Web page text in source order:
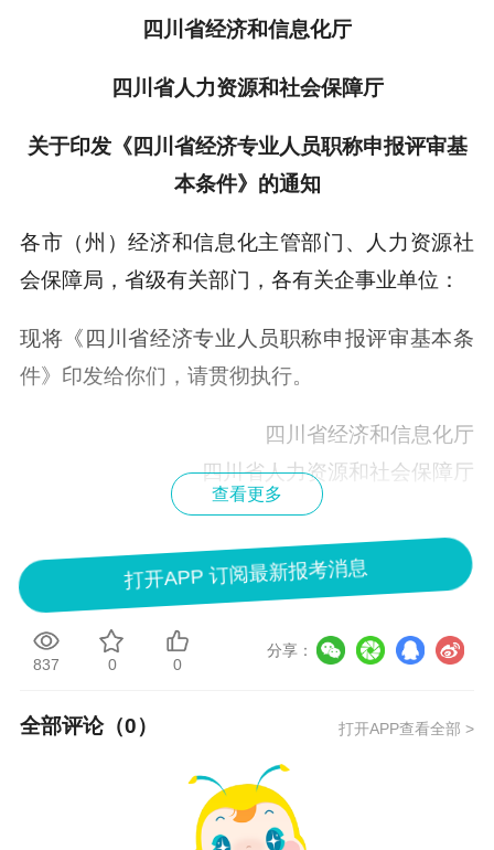
四川省经济和信息化厅
四川省人力资源和社会保障厅
关于印发《四川省经济专业人员职称申报评审基
本条件》的通知
各市（州）经济和信息化主管部门、人力资源社
会保障局，省级有关部门，各有关企事业单位：
现将《四川省经济专业人员职称申报评审基本条
件》印发给你们，请贯彻执行。
四川省经济和信息化厅
四川省人力资源和社会保障厅
2022年10月17日
四川省经济专业人员职称申报评审基本条件
济专业领域急需紧缺及高层次人才队伍建设，根
据人力资源社会保障部《关于深化经济专业人员
职称制度改革的指导意见》（人社部发〔2019〕
53号），中共四川省委办公厅、四川省人民政府
查看更多
打开APP 订阅最新报考消息
837 0 0
分享：
全部评论（0） 打开APP查看全部 >